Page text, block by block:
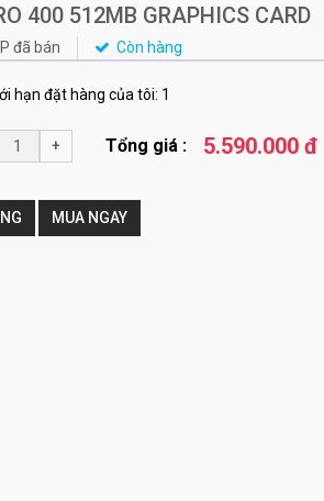
400 512MB GRAPHICS CARD
đã bán Còn hàng
hạn đặt hàng của tôi: 1
+ Tổng giá : 5.590.000 đ
MUA NGAY